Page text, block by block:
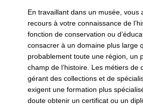
En travaillant dans un musée, vous
recours à votre connaissance de
fonction de conservation ou
consacrer à un domaine plus large
probablement toute une région, un
champ de l’histoire. Les métiers de
gérant des collections et de
exigent une formation plus
doute obtenir un certificat ou un